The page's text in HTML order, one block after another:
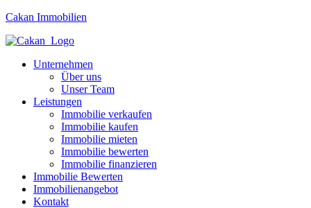
Cakan Immobilien
Unternehmen
Über uns
Unser Team
Leistungen
Immobilie verkaufen
Immobilie kaufen
Immobilie mieten
Immobilie bewerten
Immobilie finanzieren
Immobilie Bewerten
Immobilienangebot
Kontakt